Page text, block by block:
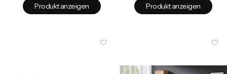
Produkt anzeigen
Produkt anzeigen